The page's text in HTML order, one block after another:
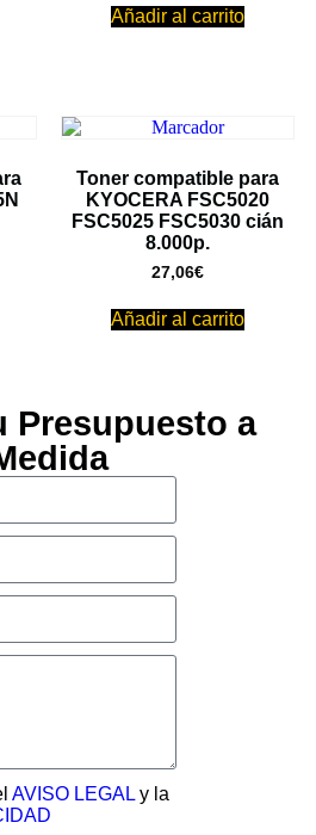
Añadir al carrito
Toner compatible para
KYOCERA FSC5020
FSC5025 FSC5030 cián
8.000p.
27,06€
Añadir al carrito
Presupuesto a
AVISO LEGAL y la